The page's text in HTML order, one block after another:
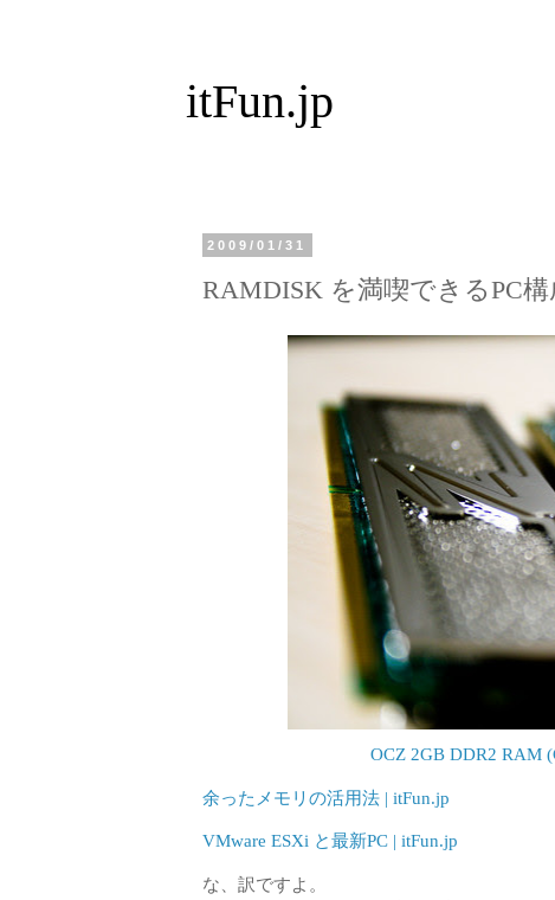
itFun.jp
2009/01/31
RAMDISK を満喫できるPC
OCZ 2GB DDR2 RAM
余ったメモリの活用法 | itFun.jp
VMware ESXi と最新PC | itFun.jp
な、訳ですよ。